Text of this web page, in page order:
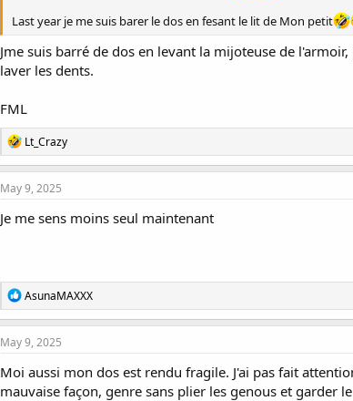
Last year je me suis barer le dos en fesant le lit de Mon petit
Jme suis barré de dos en levant la mijoteuse de
laver les dents.
FML
R
e
a
c
i
o
Lt_Crazy
May 9, 2025
Je me sens moins seul maintenant
R
e
a
c
o
n
AsunaMAXXX
May 9, 2025
Moi aussi mon dos est rendu fragile. J'ai pas fait
mauvaise façon, genre sans plier les genous et garder